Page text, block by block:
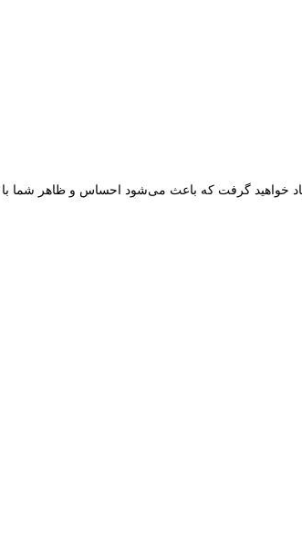
یاد خواهید گرفت که باعث می‌شود احساس و ظاهر شما